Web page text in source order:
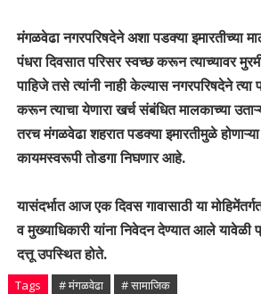
मंगळवेढा नगरपरिषदेने अशा पडक्या इमारतीच्या
पंधरा दिवसात परिसर स्वच्छ करून त्याच्यावर
पाहिजे तसे त्यांनी नाही केल्यास नगरपरिषदेने त्या
करून त्याचा येणारा खर्च संबंधित मालकाच्या
तरच मंगळवेढा शहरात पडक्या इमारतीमुळे
कायमस्वरूपी तोडगा निघणार आहे.
यासंदर्भात आज एक दिवस गावासाठी या
व मुख्याधिकारी यांना निवेदन देण्यात आले
दत्तू उपस्थित होते.
Tags # मंगळवेढा # सामाजिक